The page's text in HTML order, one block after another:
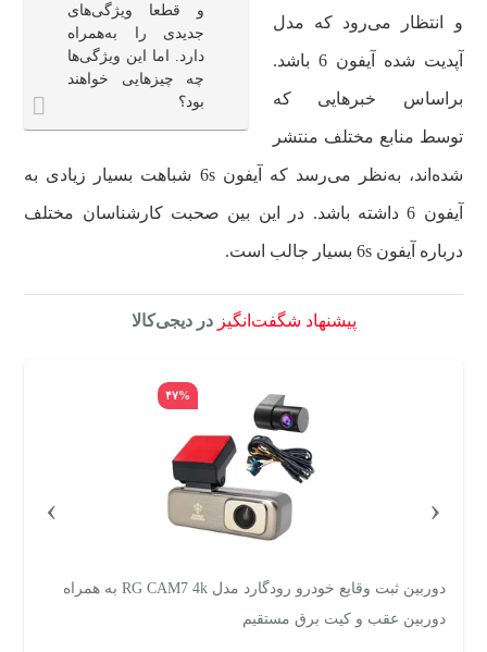
و قطعا ویژگی‌های
جدیدی را به‌همراه
دارد. اما این ویژگی‌ها
چه چیزهایی خواهند
بود؟
و انتظار می‌رود که مدل
آپدیت شده آیفون 6 باشد.
براساس خبرهایی که
توسط منابع مختلف منتشر
شده‌اند، به‌نظر می‌رسد که آیفون 6s شباهت بسیار زیادی به
آیفون 6 داشته باشد. در این بین صحبت کارشناسان مختلف
درباره آیفون 6s بسیار جالب است.
پیشنهاد شگفت‌انگیز در دیجی‌کالا
۴۷%
دوربین ثبت وقایع خودرو رودگارد مدل RG CAM7 4k به همراه
دوربین عقب و کیت برق مستقیم
‹
›